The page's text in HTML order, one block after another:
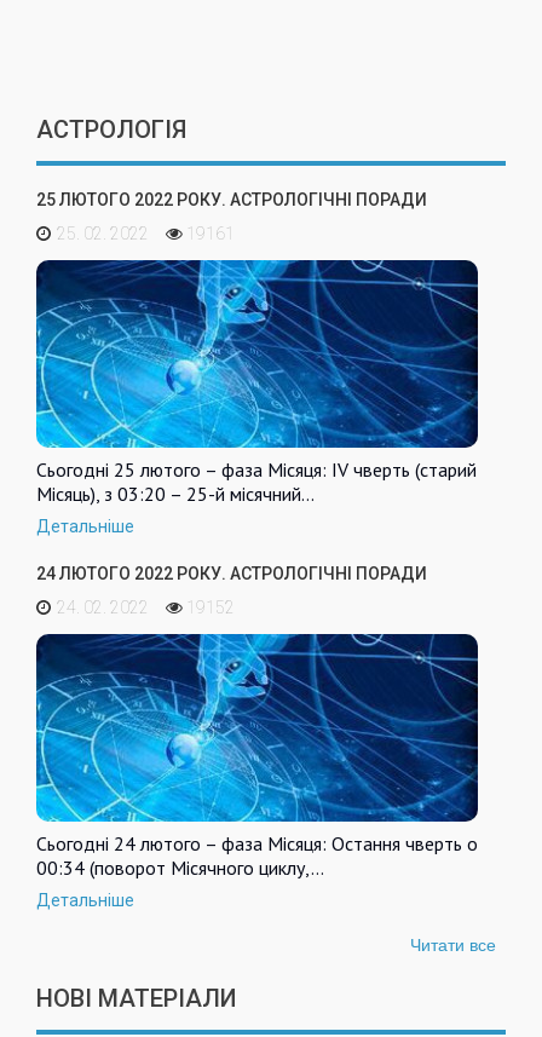
АСТРОЛОГІЯ
25 ЛЮТОГО 2022 РОКУ. АСТРОЛОГІЧНІ ПОРАДИ
25. 02. 2022
19161
Сьогодні 25 лютого – фаза Місяця: IV чверть (старий
Місяць), з 03:20 – 25-й місячний…
Детальніше
24 ЛЮТОГО 2022 РОКУ. АСТРОЛОГІЧНІ ПОРАДИ
24. 02. 2022
19152
Сьогодні 24 лютого – фаза Місяця: Остання чверть о
00:34 (поворот Місячного циклу,…
Детальніше
Читати все
НОВІ МАТЕРІАЛИ